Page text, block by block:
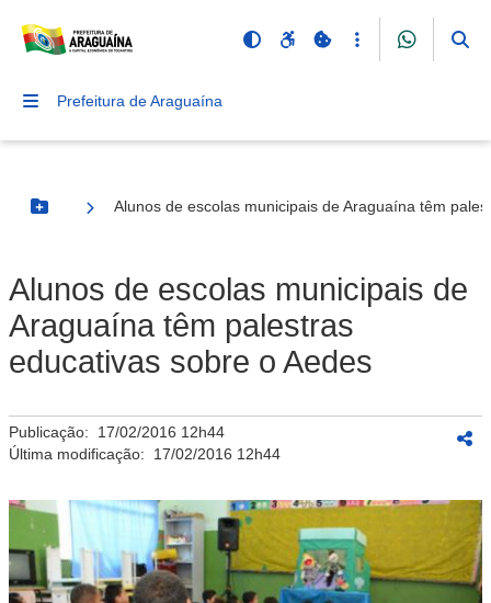
Prefeitura de Araguaína
Botão Menu
Alunos de escolas municipais de Araguaína têm
Alunos de escolas municipais de
Araguaína têm palestras
educativas sobre o Aedes
Publicação: 17/02/2016 12h44
Última modificação: 17/02/2016 12h44